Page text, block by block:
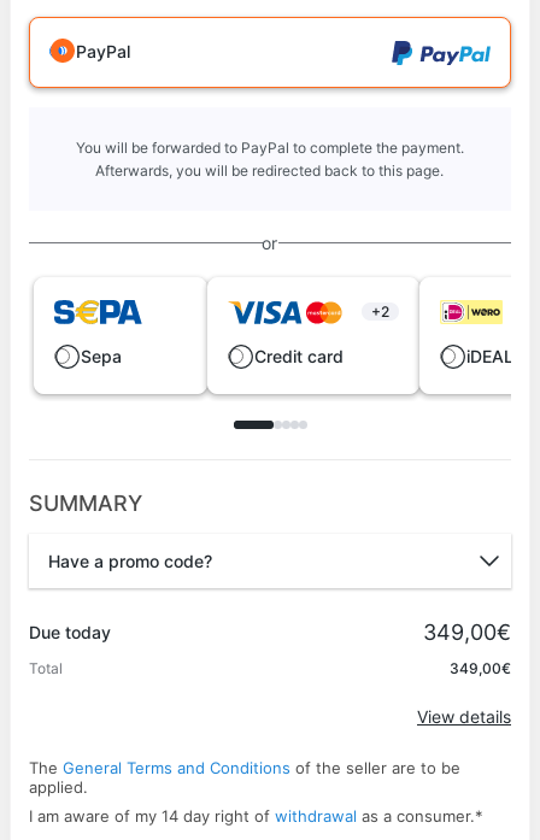
PayPal
You will be forwarded to PayPal to complete the payment.
Afterwards, you will be redirected back to this page.
or
Sepa
+2
Credit card iDEAL |
SUMMARY
Have a promo code?
Due today 349,00€
Total 349,00€
View details
The General Terms and Conditions of the seller are to be
applied.
I am aware of my 14 day right of withdrawal as a consumer.*